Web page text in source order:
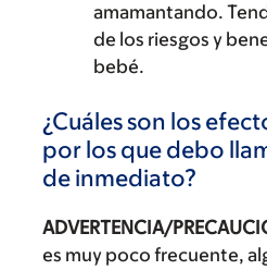
amamantando.
de los riesgos y
bebé.
¿Cuáles son los
por los que debo
de inmediato?
ADVERTENCIA/
es muy poco frecuente,